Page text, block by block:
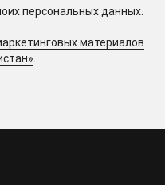
персональных данных.
материалов
.